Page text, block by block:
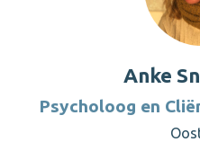
Anke
Psycholoog en